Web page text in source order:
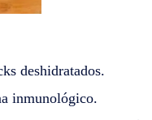
deshidratados.
inmunológico.